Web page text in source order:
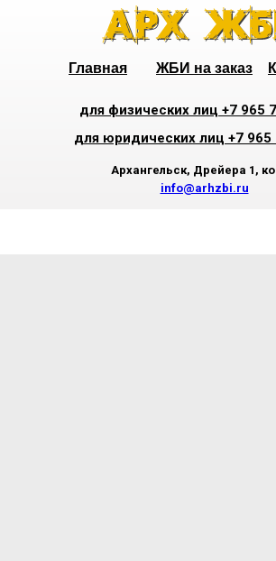
Главная ЖБИ на заказ
для физических лиц +7 965
для юридических лиц +7 965
Архангельск, Дрейера 1,
info@arhzbi.ru